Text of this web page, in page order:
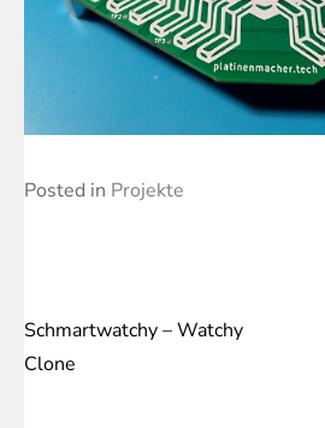
Posted in Projekte
Beitragsnavigation
Schmartwatchy – Watchy
Clone